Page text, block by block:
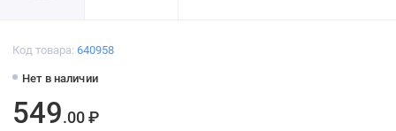
Код товара: 640958
Нет в наличии
549.00 ₽